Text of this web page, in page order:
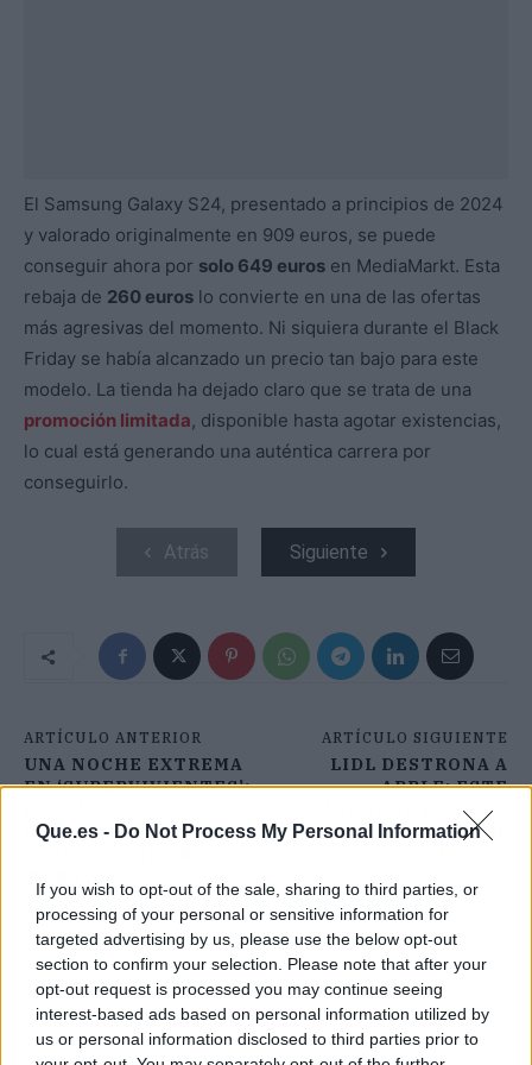
Que.es - Do Not Process My Personal Information
If you wish to opt-out of the sale, sharing to third parties, or
processing of your personal or sensitive information for
targeted advertising by us, please use the below opt-out
section to confirm your selection. Please note that after your
opt-out request is processed you may continue seeing
interest-based ads based on personal information utilized by
us or personal information disclosed to third parties prior to
El Samsung Galaxy S24, presentado a principios de 2024
y valorado originalmente en 909 euros, se puede
conseguir ahora por solo 649 euros en MediaMarkt. Esta
rebaja de 260 euros lo convierte en una de las ofertas
más agresivas del momento. Ni siquiera durante el Black
Friday se había alcanzado un precio tan bajo para este
modelo. La tienda ha dejado claro que se trata de una
promoción limitada, disponible hasta agotar existencias,
lo cual está generando una auténtica carrera por
conseguirlo.
Atrás Siguiente
ARTÍCULO ANTERIOR
UNA NOCHE EXTREMA
EN ‘SUPERVIVIENTES’:
REENCUENTROS Y LOS
ARTÍCULO SIGUIENTE
LIDL DESTRONA A
APPLE: ESTE
CARGADOR HACE LO
MISMO Y CUESTA 50